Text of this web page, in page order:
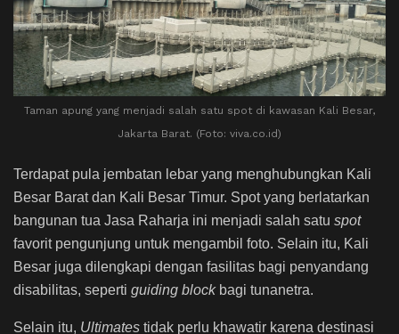
Taman apung yang menjadi salah satu spot di kawasan Kali Besar,
Jakarta Barat. (Foto: viva.co.id)
Terdapat pula jembatan lebar yang menghubungkan Kali
Besar Barat dan Kali Besar Timur. Spotyang berlatarkan
bangunan tua Jasa Raharja ini menjadi salah satu spot
favorit pengunjung untuk mengambil foto. Selain itu, Kali
Besar juga dilengkapi dengan fasilitas bagi penyandang
disabilitas, seperti guiding blockbagi tunanetra.
Selain itu, Ultimates tidak perlu khawatir karena destinasi